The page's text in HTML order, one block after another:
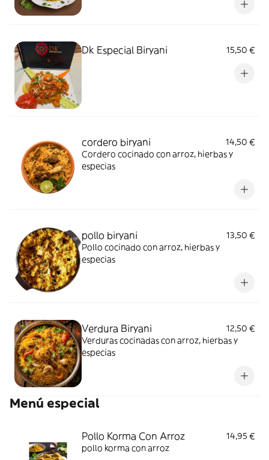
Dk Especial Biryani 15,50 €
cordero biryani
14,50 €
Cordero cocinado con arroz, hierbas y
especias
pollo biryani
13,50 €
Pollo cocinado con arroz, hierbas y
especias
Verdura Biryani
12,50 €
Verduras cocinadas con arroz, hierbas y
especias
Menú especial
Pollo Korma Con Arroz
14,95 €
pollo korma con arroz